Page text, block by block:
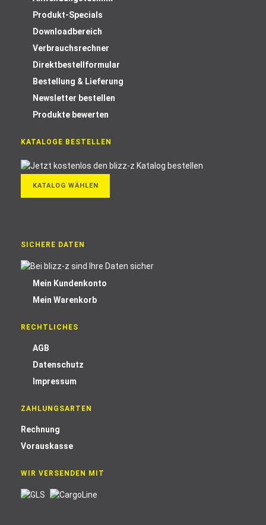
Produkt-Specials
Downloadbereich
Verbrauchsrechner
Direktbestellformular
Bestellung & Lieferung
Newsletter bestellen
Produkte bewerten
KATALOGE BESTELLEN
KATALOG WÄHLEN
SICHERE DATEN
Mein Kundenkonto
Mein Warenkorb
RECHTLICHES
AGB
Datenschutz
Impressum
ZAHLUNGSARTEN
Rechnung
Vorauskasse
WIR VERSENDEN MIT